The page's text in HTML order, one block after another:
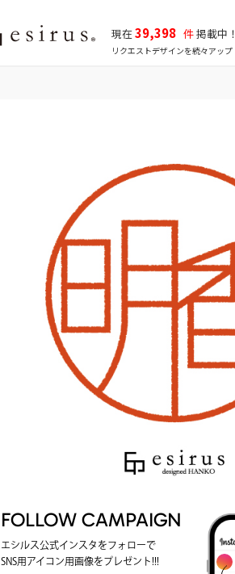
現在39,398 件掲載中！
リクエストデザインを続々アップ
FOLLOW CAMPAIGN
エシルス公式インスタをフォローで
SNS用アイコン用画像をプレゼント!!!